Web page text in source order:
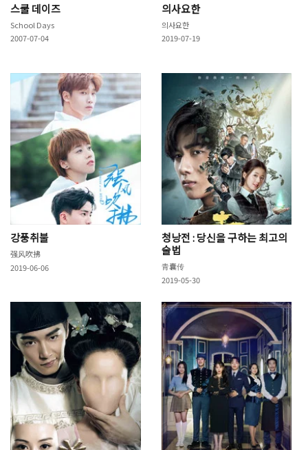
스쿨 데이즈
School Days
2007-07-04
의사요한
의사요한
2019-07-19
강풍취불
强风吹拂
2019-06-06
청낭전 : 당신을 구하는 최고의
술법
青囊传
2019-05-30